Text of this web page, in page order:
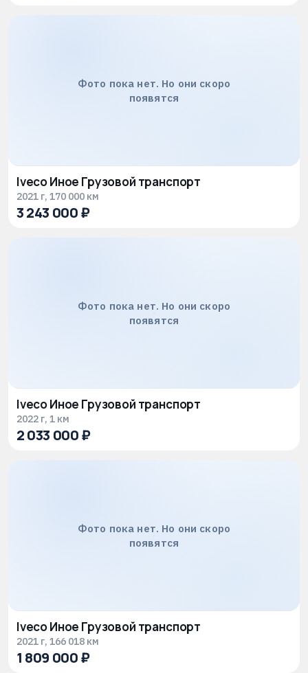
Фото пока нет. Но они скоро
появятся
Iveco Иное Грузовой транспорт
2021 г, 170 000 км
3 243 000 ₽
Фото пока нет. Но они скоро
появятся
Iveco Иное Грузовой транспорт
2022 г, 1 км
2 033 000 ₽
Фото пока нет. Но они скоро
появятся
Iveco Иное Грузовой транспорт
2021 г, 166 018 км
1 809 000 ₽